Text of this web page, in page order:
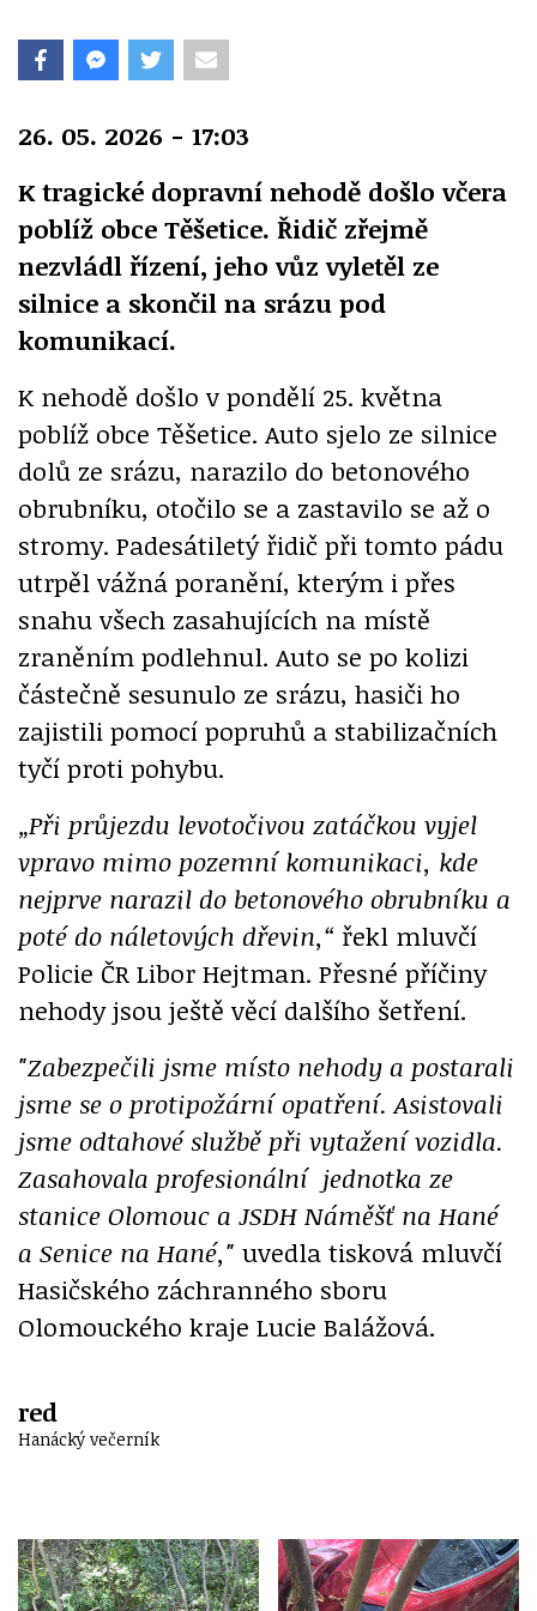
26. 05. 2026 - 17:03
K tragické dopravní nehodě došlo včera
poblíž obce Těšetice. Řidič zřejmě
nezvládl řízení, jeho vůz vyletěl ze
silnice a skončil na srázu pod
komunikací.
K nehodě došlo v pondělí 25. května
poblíž obce Těšetice. Auto sjelo ze silnice
dolů ze srázu, narazilo do betonového
obrubníku, otočilo se a zastavilo se až o
stromy. Padesátiletý řidič při tomto pádu
utrpěl vážná poranění, kterým i přes
snahu všech zasahujících na místě
zraněním podlehnul. Auto se po kolizi
částečně sesunulo ze srázu, hasiči ho
zajistili pomocí popruhů a stabilizačních
tyčí proti pohybu.
„Při průjezdu levotočivou zatáčkou vyjel
vpravo mimo pozemní komunikaci, kde
nejprve narazil do betonového obrubníku a
poté do náletových dřevin,“ řekl mluvčí
Policie ČR Libor Hejtman. Přesné příčiny
nehody jsou ještě věcí dalšího šetření.
"Zabezpečili jsme místo nehody a postarali
jsme se o protipožární opatření. Asistovali
jsme odtahové službě při vytažení vozidla.
Zasahovala profesionální jednotka ze
stanice Olomouc a JSDH Náměšť na Hané
a Senice na Hané," uvedla tisková mluvčí
Hasičského záchranného sboru
Olomouckého kraje Lucie Balážová.
red
Hanácký večerník